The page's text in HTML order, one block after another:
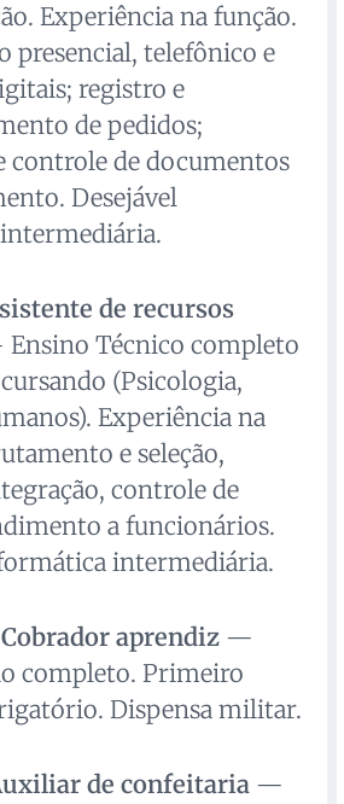
Experiência na função.
presencial, telefônico e
registro e
de pedidos;
controle de documentos
Desejável
de recursos
Técnico completo
(Psicologia,
Experiência na
e seleção,
controle de
a funcionários.
intermediária.
aprendiz —
completo. Primeiro
Dispensa militar.
de confeitaria —